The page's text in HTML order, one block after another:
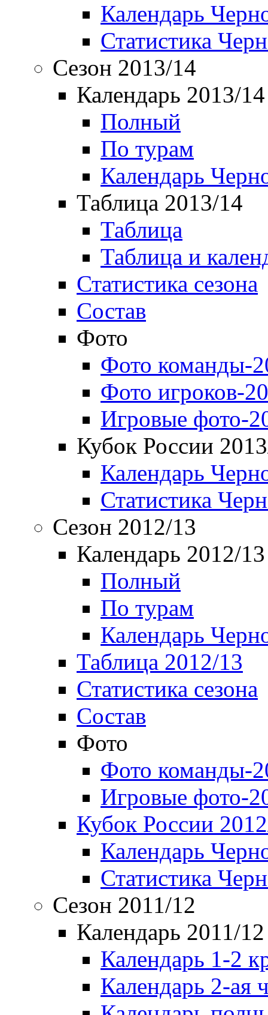
Календарь
Статистика
Сезон 2013/14
Календарь 2013/14
Полный
По турам
Календарь
Таблица 2013/14
Таблица
Таблица и
Статистика сезона
Состав
Фото
Фото команды-
Фото игроков-
Игровые фото-
Кубок России
Календарь
Статистика
Сезон 2012/13
Календарь 2012/13
Полный
По турам
Календарь
Таблица 2012/13
Статистика сезона
Состав
Фото
Фото команды-
Игровые фото-
Кубок России
Календарь
Статистика
Сезон 2011/12
Календарь 2011/12
Календарь 1-2
Календарь 2-ая